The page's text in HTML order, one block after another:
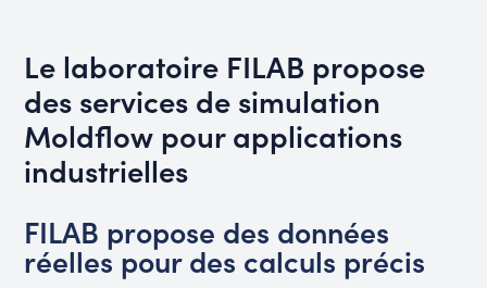
Le laboratoire FILAB propose
des services de simulation
Moldflow pour applications
industrielles
FILAB propose des données
réelles pour des calculs précis